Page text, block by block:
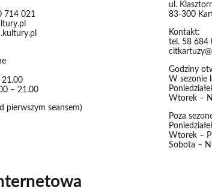
714 021
21.00
– 21.00
pierwszym seansem)
ul.
83-300
Kontakt:
tel. 58 684
Godziny
W sezonie
Wtorek –
Poza
Wtorek –
Sobota –